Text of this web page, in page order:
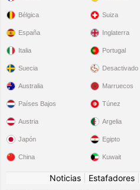
Bélgica
España
Italia
Suecia
Suiza
Inglaterra
Portugal
Desactivado
Australia
Países Bajos
Austria
Japón
China
Marruecos
Túnez
Argelia
Egipto
Kuwait
Noticias Estafadores